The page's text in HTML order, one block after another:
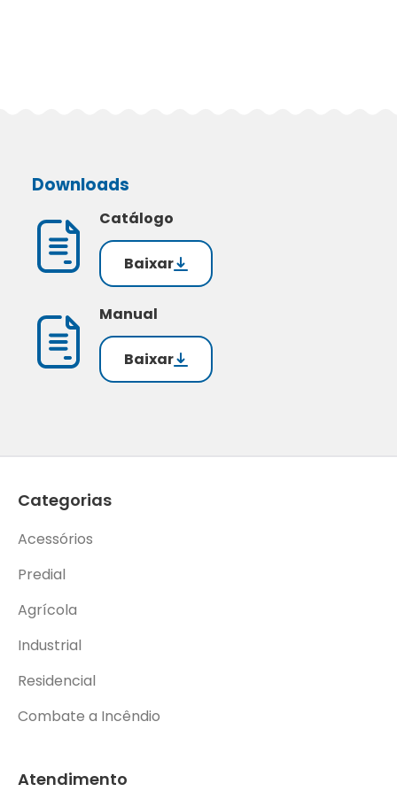
Downloads
Catálogo
Baixar
Manual
Baixar
Categorias
Acessórios
Predial
Agrícola
Industrial
Residencial
Combate a Incêndio
Atendimento